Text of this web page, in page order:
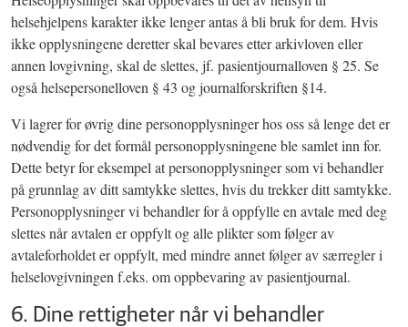
helsehjelpens karakter ikke lenger antas å bli bruk for dem. Hvis
ikke opplysningene deretter skal bevares etter arkivloven eller
annen lovgivning, skal de slettes, jf. pasientjournalloven § 25. Se
også helsepersonelloven § 43 og journalforskriften §14.
Vi lagrer for øvrig dine personopplysninger hos oss så lenge det er
nødvendig for det formål personopplysningene ble samlet inn for.
Dette betyr for eksempel at personopplysninger som vi behandler
på grunnlag av ditt samtykke slettes, hvis du trekker ditt samtykke.
Personopplysninger vi behandler for å oppfylle en avtale med deg
slettes når avtalen er oppfylt og alle plikter som følger av
avtaleforholdet er oppfylt, med mindre annet følger av særregler i
helselovgivningen f.eks. om oppbevaring av pasientjournal.
6. Dine rettigheter når vi behandler